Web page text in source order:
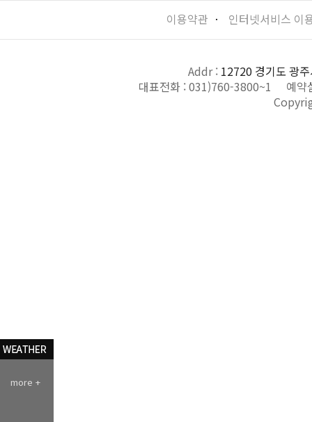
more +
이용약관 ㆍ 인터넷서비스 이
Addr : 12720 경기도 광
대표전화 :031)760-3800~1
예약